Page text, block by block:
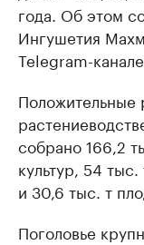
года. Об этом
Ингушетия
Telegram-канале.
Положительные
собрано 166,2
культур, 54
и 30,6 тыс. т
Поголовье